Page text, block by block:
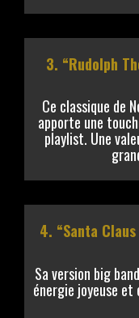
3. “Rudolph
Ce classique de
apporte une
playlist. Une
4. “Santa
Sa version big
énergie joyeuse